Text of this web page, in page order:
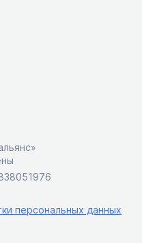
персональных данных